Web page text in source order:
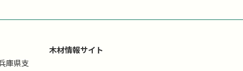
ー
庫県支
木材情報サイト